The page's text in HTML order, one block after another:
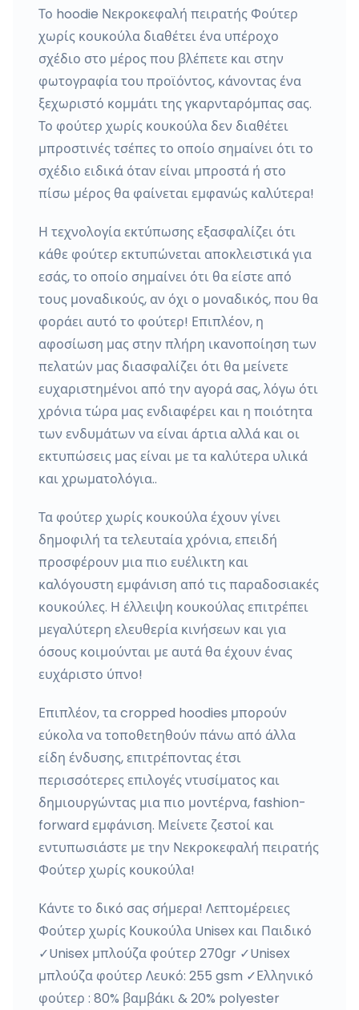
Το hoodie Νεκροκεφαλή πειρατής Φούτερ
χωρίς κουκούλα διαθέτει ένα υπέροχο
σχέδιο στο μέρος που βλέπετε και στην
φωτογραφία του προϊόντος, κάνοντας ένα
ξεχωριστό κομμάτι της γκαρνταρόμπας σας.
Το φούτερ χωρίς κουκούλα δεν διαθέτει
μπροστινές τσέπες το οποίο σημαίνει ότι το
σχέδιο ειδικά όταν είναι μπροστά ή στο
πίσω μέρος θα φαίνεται εμφανώς καλύτερα!
Η τεχνολογία εκτύπωσης εξασφαλίζει ότι
κάθε φούτερ εκτυπώνεται αποκλειστικά για
εσάς, το οποίο σημαίνει ότι θα είστε από
τους μοναδικούς, αν όχι ο μοναδικός, που θα
φοράει αυτό το φούτερ! Επιπλέον, η
αφοσίωση μας στην πλήρη ικανοποίηση των
πελατών μας διασφαλίζει ότι θα μείνετε
ευχαριστημένοι από την αγορά σας, λόγω ότι
χρόνια τώρα μας ενδιαφέρει και η ποιότητα
των ενδυμάτων να είναι άρτια αλλά και οι
εκτυπώσεις μας είναι με τα καλύτερα υλικά
και χρωματολόγια..
Τα φούτερ χωρίς κουκούλα έχουν γίνει
δημοφιλή τα τελευταία χρόνια, επειδή
προσφέρουν μια πιο ευέλικτη και
καλόγουστη εμφάνιση από τις παραδοσιακές
κουκούλες. Η έλλειψη κουκούλας επιτρέπει
μεγαλύτερη ελευθερία κινήσεων και για
όσους κοιμούνται με αυτά θα έχουν ένας
ευχάριστο ύπνο!
Επιπλέον, τα cropped hoodies μπορούν
εύκολα να τοποθετηθούν πάνω από άλλα
είδη ένδυσης, επιτρέποντας έτσι
περισσότερες επιλογές ντυσίματος και
δημιουργώντας μια πιο μοντέρνα, fashion-
forward εμφάνιση. Μείνετε ζεστοί και
εντυπωσιάστε με την Νεκροκεφαλή πειρατής
Φούτερ χωρίς κουκούλα!
Κάντε το δικό σας σήμερα! Λεπτομέρειες
Φούτερ χωρίς Κουκούλα Unisex και Παιδικό
✓Unisex μπλούζα φούτερ 270gr ✓Unisex
μπλούζα φούτερ Λευκό: 255 gsm ✓Ελληνικό
φούτερ : 80% βαμβάκι & 20% polyester